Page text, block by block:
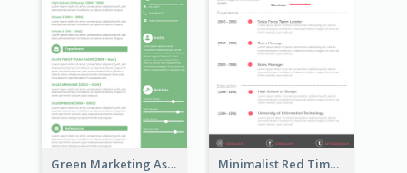
Green Marketing Assistant Resume Minimalist Red Timeline Sales Marketing Resume